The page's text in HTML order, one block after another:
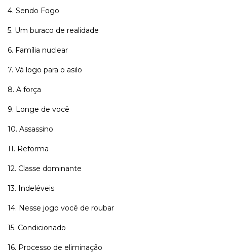
4. Sendo Fogo
5. Um buraco de realidade
6. Família nuclear
7. Vá logo para o asilo
8. A força
9. Longe de você
10. Assassino
11. Reforma
12. Classe dominante
13. Indeléveis
14. Nesse jogo você de roubar
15. Condicionado
16. Processo de eliminação